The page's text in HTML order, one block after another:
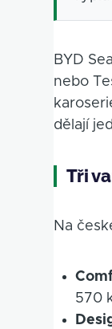
BYD
nebo
dělají
Tři
Na
570